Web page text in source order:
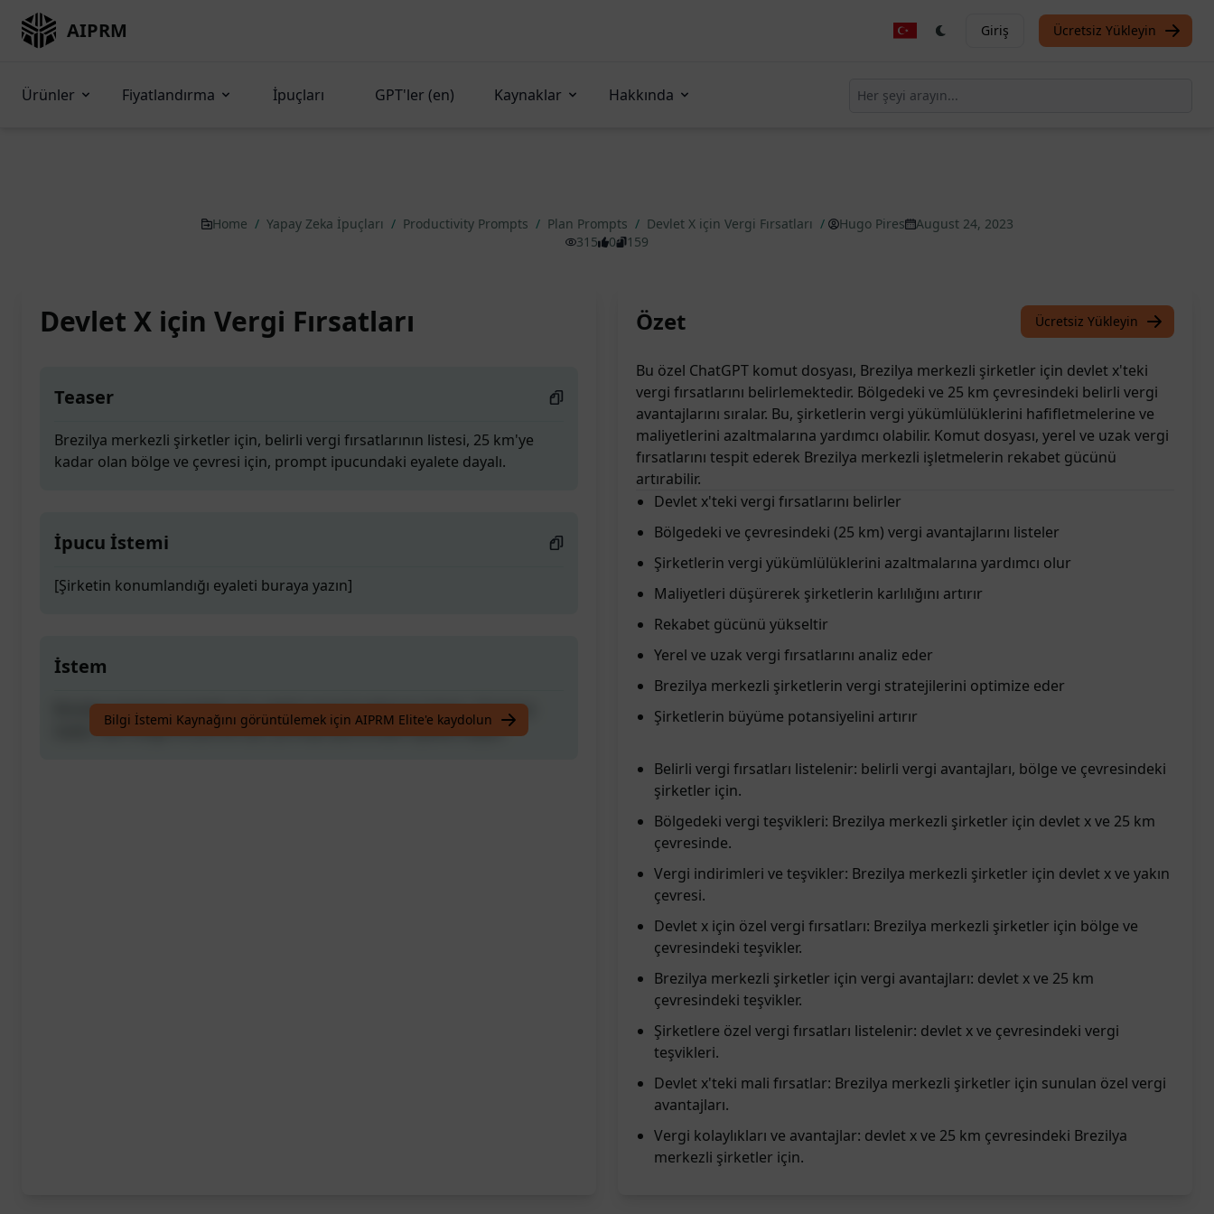
AIPRM Giriş Ücretsiz Yükleyin
Ürünler Fiyatlandırma İpuçları GPT'ler (en) Kaynaklar Hakkında
Home / Yapay Zeka İpuçları / Productivity Prompts / Plan Prompts / Devlet X için Vergi Fırsatları / Hugo Pires
August 24, 2023
315
0 159
Devlet X için Vergi Fırsatları
Teaser
Brezilya merkezli şirketler için, belirli vergi fırsatlarının listesi, 25 km'ye
kadar olan bölge ve çevresi için, prompt ipucundaki eyalete dayalı.
İpucu İstemi
[Şirketin konumlandığı eyaleti buraya yazın]
İstem
Brezilya merkezli şirketler için, belirli vergi fırsatlarının listesi, 25 km'ye
kadar olan bölge ve çevresi için, prompt ipucundaki eyalete dayalı.
Bilgi İstemi Kaynağını görüntülemek için AIPRM Elite'e kaydolun
Özet Ücretsiz Yükleyin
Bu özel ChatGPT komut dosyası, Brezilya merkezli şirketler için devlet x'teki
vergi fırsatlarını belirlemektedir. Bölgedeki ve 25 km çevresindeki belirli vergi
avantajlarını sıralar. Bu, şirketlerin vergi yükümlülüklerini hafifletmelerine ve
maliyetlerini azaltmalarına yardımcı olabilir. Komut dosyası, yerel ve uzak vergi
fırsatlarını tespit ederek Brezilya merkezli işletmelerin rekabet gücünü
artırabilir.
Devlet x'teki vergi fırsatlarını belirler
Bölgedeki ve çevresindeki (25 km) vergi avantajlarını listeler
Şirketlerin vergi yükümlülüklerini azaltmalarına yardımcı olur
Maliyetleri düşürerek şirketlerin karlılığını artırır
Rekabet gücünü yükseltir
Yerel ve uzak vergi fırsatlarını analiz eder
Brezilya merkezli şirketlerin vergi stratejilerini optimize eder
Şirketlerin büyüme potansiyelini artırır
Belirli vergi fırsatları listelenir: belirli vergi avantajları, bölge ve çevresindeki
şirketler için.
Bölgedeki vergi teşvikleri: Brezilya merkezli şirketler için devlet x ve 25 km
çevresinde.
Vergi indirimleri ve teşvikler: Brezilya merkezli şirketler için devlet x ve yakın
çevresi.
Devlet x için özel vergi fırsatları: Brezilya merkezli şirketler için bölge ve
çevresindeki teşvikler.
Brezilya merkezli şirketler için vergi avantajları: devlet x ve 25 km
çevresindeki teşvikler.
Şirketlere özel vergi fırsatları listelenir: devlet x ve çevresindeki vergi
teşvikleri.
Devlet x'teki mali fırsatlar: Brezilya merkezli şirketler için sunulan özel vergi
avantajları.
Vergi kolaylıkları ve avantajlar: devlet x ve 25 km çevresindeki Brezilya
merkezli şirketler için.